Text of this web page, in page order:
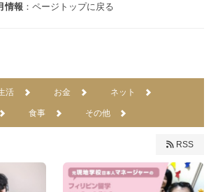
情報 ：ページトップに戻る
活 お金 ネット
食事 その他
RSS